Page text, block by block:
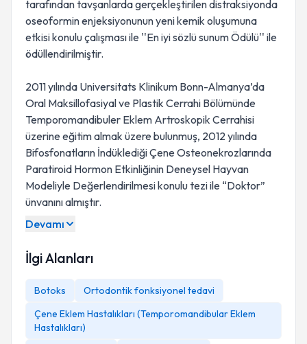
tarafından tavşanlarda gerçekleştirilen distraksiyonda
oseoformin enjeksiyonunun yeni kemik oluşumuna
etkisi konulu çalışması ile ''En iyi sözlü sunum Ödülü'' ile
ödüllendirilmiştir.
2011 yılında Universitats Klinikum Bonn-Almanya’da
Oral Maksillofasiyal ve Plastik Cerrahi Bölümünde
Temporomandibuler Eklem Artroskopik Cerrahisi
üzerine eğitim almak üzere bulunmuş, 2012 yılında
Bifosfonatların İndüklediği Çene Osteonekrozlarında
Paratiroid Hormon Etkinliğinin Deneysel Hayvan
Modeliyle Değerlendirilmesi konulu tezi ile “Doktor”
ünvanını almıştır.
Devamı
İlgi Alanları
Botoks
Ortodontik fonksiyonel tedavi
Çene Eklem Hastalıkları (Temporomandibular Eklem
Hastalıkları)